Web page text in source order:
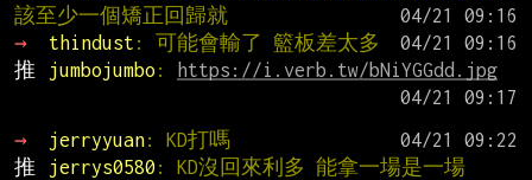
該至少一個矯正回歸就
→
thindust : 可能會輸了 籃板差太多
推
jumbojumbo :
https://i.verb.tw/bNiYGGdd.jpg
→
jerryyuan: KD打嗎
推
jerrys0580 : KD沒回來利多 能拿一場是一場